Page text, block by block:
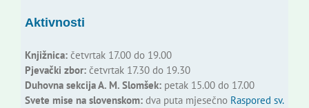
Aktivnosti
Knjižnica:četvrtak 17.00 do 19.00
Pjevački zbor:četvrtak 17.30 do 19.30
Duhovna sekcija A. M. Slomšek:petak 15.00 do 17.00
Svete mise na slovenskom:dva puta mjesečno Raspored sv.